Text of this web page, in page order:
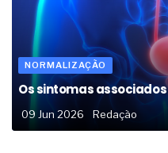
NORMALIZAÇÃO
Os sintomas
09 Jun 2026 Redação